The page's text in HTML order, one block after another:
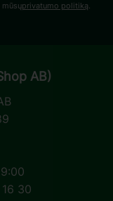
privatumo politiką.
AB)
30